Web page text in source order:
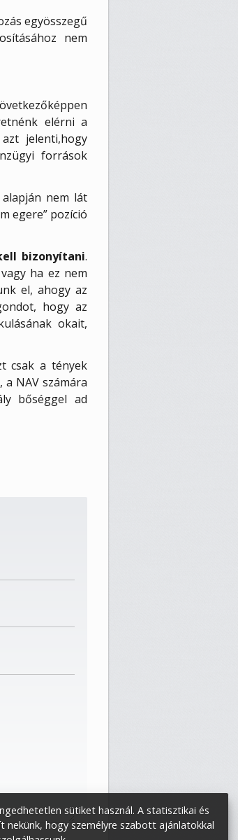
egyösszegű
nem
elérni a
jelenti,hogy
források
nem lát
egere” pozíció
bizonyítani.
ha ez nem
el, ahogy az
hogy az
okait,
csak a tények
NAV számára
bőséggel ad
sütiket használ. A statisztikai és
nekünk, hogy személyre szabott ajánlatokkal